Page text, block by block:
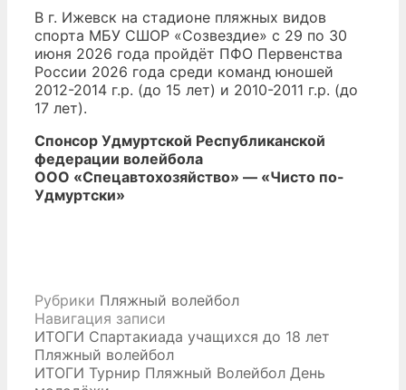
В г. Ижевск на стадионе пляжных видов
спорта МБУ СШОР «Созвездие» с 29 по 30
июня 2026 года пройдёт ПФО Первенства
России 2026 года среди команд юношей
2012-2014 г.р. (до 15 лет) и 2010-2011 г.р. (до
17 лет).
Спонсор Удмуртской Республиканской
федерации волейбола
ООО «Спецавтохозяйство» — «Чисто по-
Удмуртски»
Рубрики Пляжный волейбол
Навигация записи
ИТОГИ Спартакиада учащихся до 18 лет
Пляжный волейбол
ИТОГИ Турнир Пляжный Волейбол День